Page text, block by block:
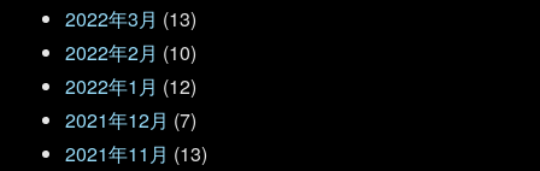
2022年3月 (13)
2022年2月 (10)
2022年1月 (12)
2021年12月 (7)
2021年11月 (13)